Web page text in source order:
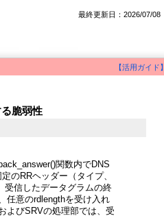
最終更新日：2026/07/08
【活用ガイド】
脆弱性
関数内でDNS
のRRヘッダー（タイプ、
受信したデータグラムの終
任意のrdlengthを受け入れ
よびSRVの処理部では、受